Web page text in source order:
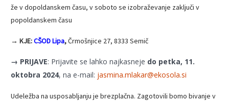
že v dopoldanskem času, v soboto se izobraževanje zaključi v
popoldanskem času
→ KJE:CŠOD Lipa,Črmošnjice 27, 8333 Semič
→ PRIJAVE: Prijavite se lahko najkasneje do petka, 11.
oktobra 2024, na e-mail: jasmina.mlakar@ekosola.si
Udeležba na usposabljanju je brezplačna. Zagotovili bomo bivanje v